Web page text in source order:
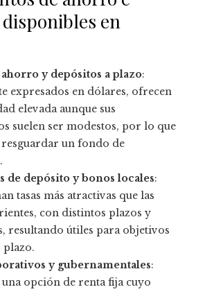
en
ahorro y depósitos a plazo:
expresados en dólares, ofrecen
elevada aunque sus
suelen ser modestos, por lo que
un fondo de
de depósito y bonos locales:
tasas más atractivas que las
con distintos plazos y
resultando útiles para objetivos
plazo.
y gubernamentales:
opción de renta fija cuyo